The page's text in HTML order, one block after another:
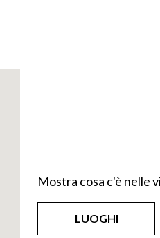
tramite la
da Soncino.
uno dei
anni fa e che
di pensiero:
Mostra cosa c'è nelle
LUOGHI